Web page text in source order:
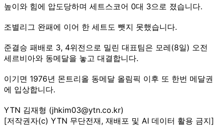
높이와 힘에 압도당하며 세트스코어 0대 3으로 졌습니다.
조별리그 완패에 이어 한 세트도 뺏지 못했습니다.
준결승 패배로 3, 4위전으로 밀린 대표팀은 모레(8일) 오전
세르비아와 동메달을 놓고 대결합니다.
이기면 1976년 몬트리올 동메달 올림픽 이후 또 한번 메달권
에 입상합니다.
YTN 김재형 (jhkim03@ytn.co.kr)
[저작권자(c) YTN 무단전재, 재배포 및 AI 데이터 활용 금지]